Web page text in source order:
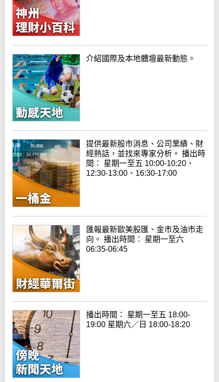
介紹國際及本地體壇最新動態。
提供最新股市消息、公司業績、財
經熱話，並找來專家分析。 播出時
間： 星期一至五 10:00-10:20、
12:30-13:00、16:30-17:00
匯報最新歐美股匯、金市及油市走
向。 播出時間： 星期一至六
06:35-06:45
播出時間： 星期一至五 18:00-
19:00 星期六／日 18:00-18:20